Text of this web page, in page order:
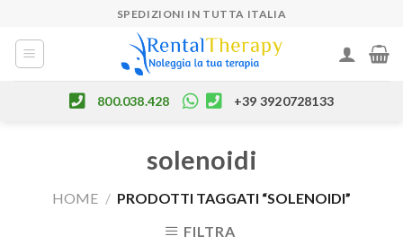
content
SPEDIZIONI IN TUTTA ITALIA
800.038.428 +39 3920728133
solenoidi
HOME / PRODOTTI TAGGATI “SOLENOIDI”
FILTRA